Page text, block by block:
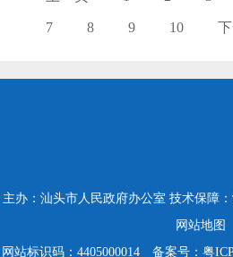
7 8 9 10
主办：汕头市人民政府办公室 技术保障
网站地图
网站标识码：4405000014
备案号：粤